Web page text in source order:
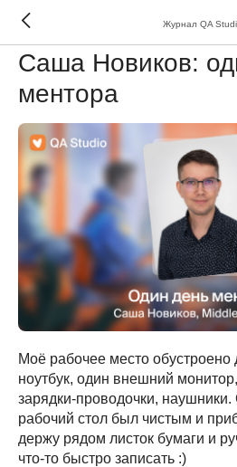
Журнал QA
Саша Новиков:
ментора
Моё рабочее место обустроено
ноутбук, один внешний
зарядки-проводочки,
рабочий стол был чистым и
держу рядом листок бумаги и
что-то быстро записать :)